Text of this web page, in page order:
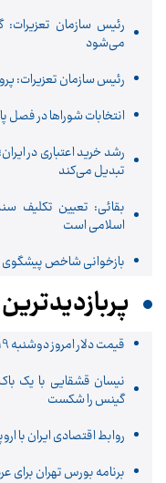
رئیس سازمان تعزیرات:
می‌شود
رئیس سازمان تعزیرات:
انتخابات شوراها در فصل
رشد خرید اعتباری در
تبدیل می‌کند
بقائی: تعیین تکلیف
اسلامی است
بازخوانی شاخص پیشگوی اوماها، ۲۵ سال
قیمت دلار امروز دوشنبه 19 مرداد 1405 / دلار عقب نشست
گینس را شکست
روابط اقتصادی ایران با
برنامه بورس تهران برای عرضه اولیه ۱۳ شرکت